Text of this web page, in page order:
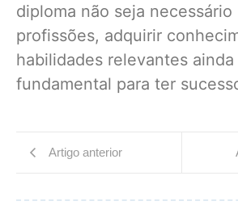
diploma não seja necessário
profissões, adquirir
habilidades relevantes ainda
fundamental para ter
Artigo anterior